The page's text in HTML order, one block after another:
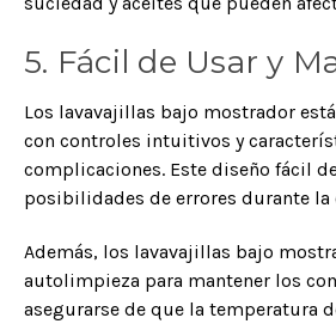
5. Fácil de Usar y
Los lavavajillas bajo mostrador
con controles intuitivos y
complicaciones. Este diseño fácil
posibilidades de errores durante la
Además, los lavavajillas bajo
autolimpieza para mantener los
asegurarse de que la temperatura